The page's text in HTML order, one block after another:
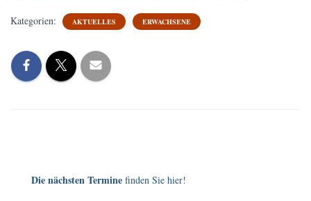
Kategorien: AKTUELLES ERWACHSENE
Die nächsten Termine finden Sie hier!